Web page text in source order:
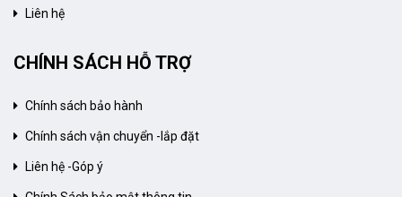
Liên hệ
CHÍNH SÁCH HỖ TRỢ
Chính sách bảo hành
Chính sách vận chuyển -lắp đặt
Liên hệ -Góp ý